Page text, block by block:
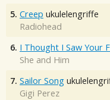
5. Creep ukulelengriffe
Radiohead
6. I Thought I Saw Your
She and Him
7. Sailor Song
Gigi Perez